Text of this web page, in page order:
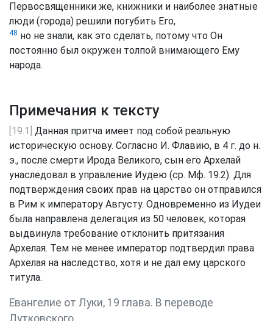
Первосвященники же, книжники и наиболее знатные
люди (города) решили погубить Его,
48 но не знали, как это сделать, потому что Он
постоянно был окружен толпой внимающего Ему
народа.
Примечания к тексту
[19.1]
Данная притча имеет под собой реальную
историческую основу. Согласно И. Флавию, в 4 г. до н.
э., после смерти Ирода Великого, сын его Архелай
унаследовал в управление Иудею (ср. Мф. 19.2). Для
подтверждения своих прав на царство он отправился
в Рим к императору Августу. Одновременно из Иудеи
была направлена делегация из 50 человек, которая
выдвинула требование отклонить притязания
Архелая. Тем не менее император подтвердил права
Архелая на наследство, хотя и не дал ему царского
титула.
Евангелие от Луки, 19 глава. В переводе